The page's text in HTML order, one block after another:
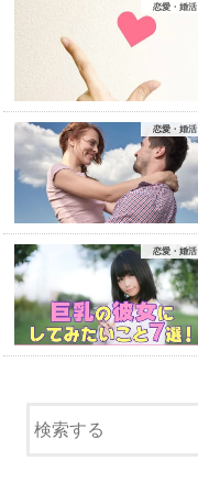
恋愛・婚活
恋愛・婚活
恋愛・婚活